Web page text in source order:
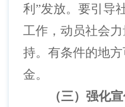
利”发放。要引导
工作，动员社会
持。有条件的地
金。
（三）强化